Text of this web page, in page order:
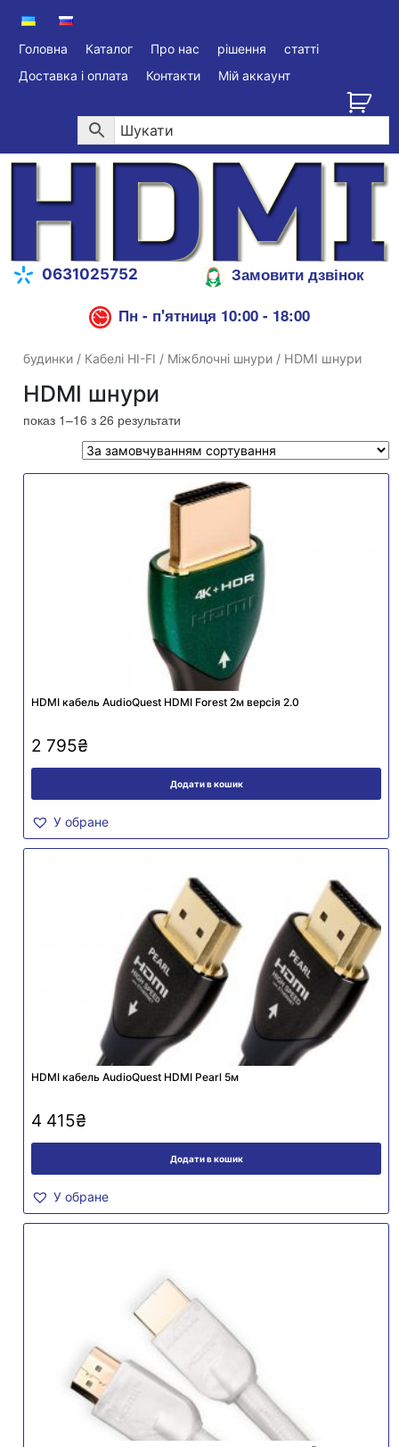
Головна Каталог Про нас рішення
статті
Доставка і оплата
Контакти Мій аккаунт
0631025752
Замовити дзвінок
Пн - п'ятниця 10:00 - 18:00
будинки / Кабелі HI-FI / Міжблочні шнури / HDMI шнури
HDMI шнури
показ 1–16 з 26 результати
HDMI кабель AudioQuest HDMI Forest 2м версія 2.0
2 795₴
Додати в кошик
У обране
HDMI кабель AudioQuest HDMI Pearl 5м
4 415₴
Додати в кошик
У обране